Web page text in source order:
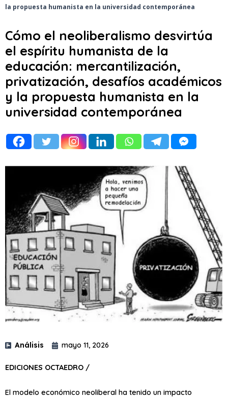
la propuesta humanista en la universidad contemporánea
Cómo el neoliberalismo desvirtúa
el espíritu humanista de la
educación: mercantilización,
privatización, desafíos académicos
y la propuesta humanista en la
universidad contemporánea
Análisis mayo 11, 2026
EDICIONES OCTAEDRO /
El modelo económico neoliberal ha tenido un impacto